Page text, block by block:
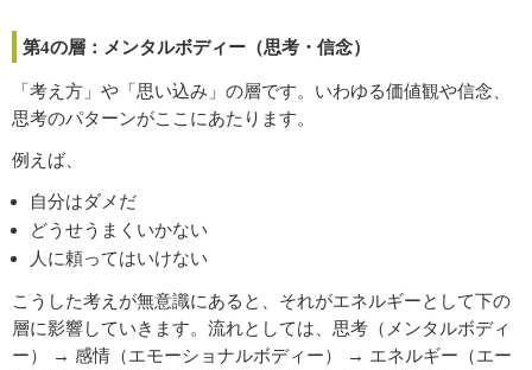
第4の層：メンタルボディー（思考・信念）
「考え方」や「思い込み」の層です。いわゆる価値観や信念、
思考のパターンがここにあたります。
例えば、
自分はダメだ
どうせうまくいかない
人に頼ってはいけない
こうした考えが無意識にあると、それがエネルギーとして下の
層に影響していきます。流れとしては、思考（メンタルボディ
ー） → 感情（エモーショナルボディー） → エネルギー（エー